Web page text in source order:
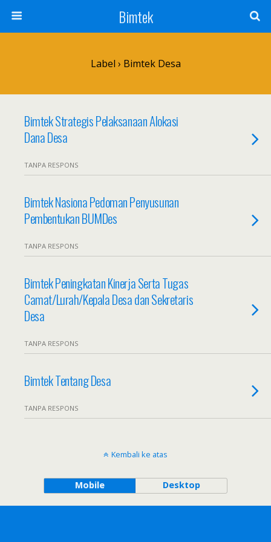
Bimtek
Label › Bimtek Desa
Bimtek Strategis Pelaksanaan Alokasi
Dana Desa
TANPA RESPONS
Bimtek Nasiona Pedoman Penyusunan
Pembentukan BUMDes
TANPA RESPONS
Bimtek Peningkatan Kinerja Serta Tugas
Camat/Lurah/Kepala Desa dan Sekretaris
Desa
TANPA RESPONS
Bimtek Tentang Desa
TANPA RESPONS
Kembali ke atas
Mobile Desktop